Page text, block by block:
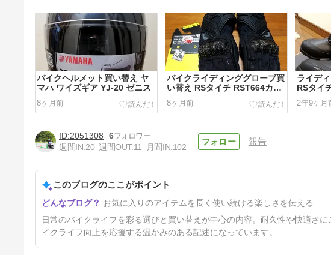
バイクヘルメット買い替え ヤ
マハ ワイズギア YJ-20 ゼニス
8ヶ月前
バイクライディンググローブ買
い替え RSタイチ RST664カー
ボンウインターグローブ
8ヶ月前
ライデ
RSタイ
2年9ヶ月
ビッグスクーターで武田尾温泉
ツーリングin兵庫県宝塚市
6年前
2051308
6
週間IN:20 週間OUT:11 月間IN:102
報告
このブログのここがポイント
お気に入りのアイテムを長く使い続ける楽しさを伝える
日常のバイクライフを彩る選びと買い替えが中心の内容。耐久性や快適さ
イクライフ向上を応援する温かみのある記述になっています。